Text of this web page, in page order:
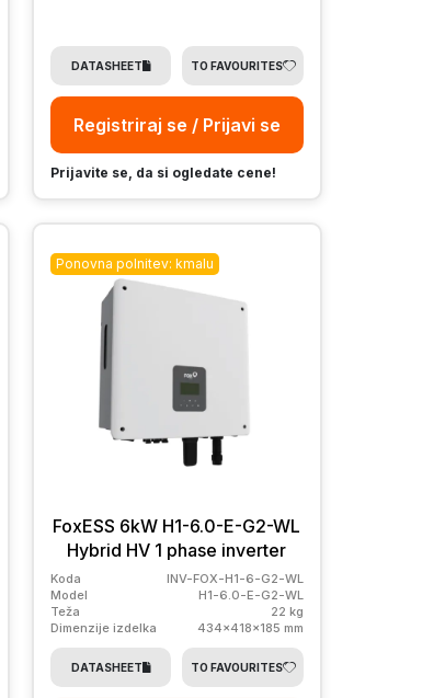
DATASHEET TO FAVOURITES
Registriraj se / Prijavi se
Prijavite se, da si ogledate cene!
Ponovna polnitev: kmalu
FoxESS 6kW H1-6.0-E-G2-WL
Hybrid HV 1 phase inverter
Koda
INV-FOX-H1-6-G2-WL
Model
H1-6.0-E-G2-WL
Teža
22 kg
Dimenzije izdelka
434x418x185 mm
DATASHEET TO FAVOURITES